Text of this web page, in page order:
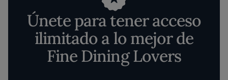
Únete para tener acceso
ilimitado a lo mejor de
Fine Dining Lovers